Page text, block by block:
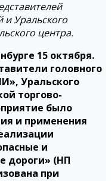
и Уральского
центра.
15 октября.
головного
Уральского
торгово-
было
и применения
и
дороги» (НП
при